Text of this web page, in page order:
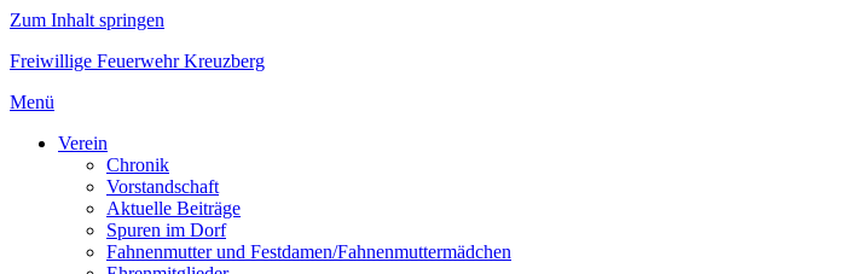
Zum Inhalt springen
Freiwillige Feuerwehr Kreuzberg
Menü
Verein
Chronik
Vorstandschaft
Aktuelle Beiträge
Spuren im Dorf
Fahnenmutter und Festdamen/Fahnenmuttermädchen